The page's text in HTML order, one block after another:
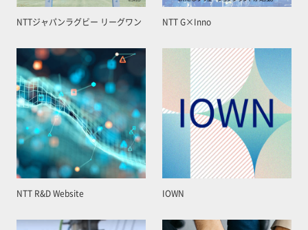
NTTジャパンラグビー リーグワン NTT G×Inno
NTT R&D Website IOWN